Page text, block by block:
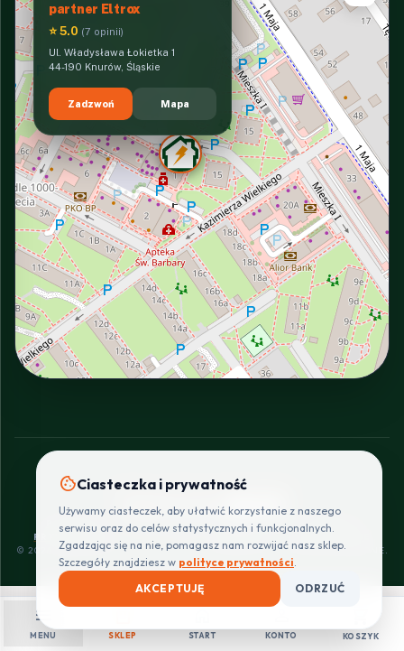
menu
MENU SKLEP START KONTO KOSZYK
partner Eltrox
⭐ 5.0 (7 opinii)
Ul. Władysława Łokietka 1
44-190 Knurów, Śląskie
Zadzwoń Mapa
INTERACTIVE VIEW
SZYBKIE I BEZPIECZNE PŁATNOŚCI
POLITYKA
PRYWATNOŚCI
REGULAMIN
CENNIK
DOSTAW
ZWROTY I
REKLAMACJE
© 2026 PROINSTALLER.PL - KNURÓW. WSZYSTKIE PRAWA ZASTRZEŻONE.
cookieCiasteczka i prywatność
Używamy ciasteczek, aby ułatwić korzystanie z naszego
serwisu oraz do celów statystycznych i funkcjonalnych.
Zgadzając się na nie, pomagasz nam rozwijać nasz sklep.
Szczegóły znajdziesz w polityce prywatności.
AKCEPTUJĘ
ODRZUĆ